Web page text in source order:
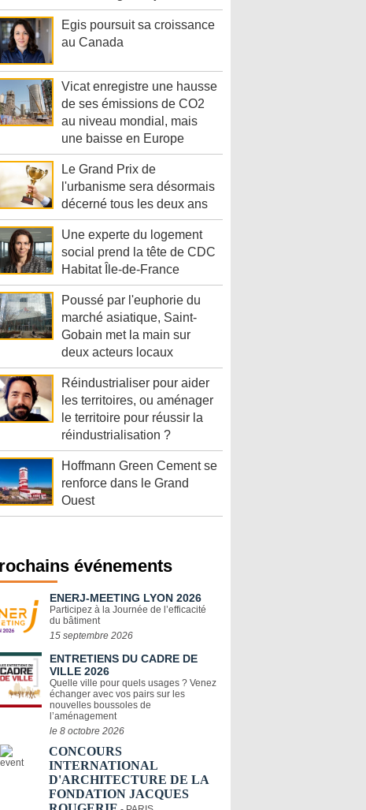
Egis poursuit sa croissance
au Canada
Vicat enregistre une hausse
de ses émissions de CO2
au niveau mondial, mais
une baisse en Europe
Le Grand Prix de
l'urbanisme sera désormais
décerné tous les deux ans
Une experte du logement
social prend la tête de CDC
Habitat Île-de-France
Poussé par l'euphorie du
marché asiatique, Saint-
Gobain met la main sur
deux acteurs locaux
Réindustrialiser pour aider
les territoires, ou aménager
le territoire pour réussir la
réindustrialisation ?
Hoffmann Green Cement se
renforce dans le Grand
Ouest
événements
ENERJ-MEETING LYON 2026
Participez à la Journée de l’efficacité
du bâtiment
15 septembre 2026
ENTRETIENS DU CADRE DE
VILLE 2026
Quelle ville pour quels usages ? Venez
échanger avec vos pairs sur les
nouvelles boussoles de
l’aménagement
le 8 octobre 2026
CONCOURS
INTERNATIONAL
D'ARCHITECTURE DE LA
FONDATION JACQUES